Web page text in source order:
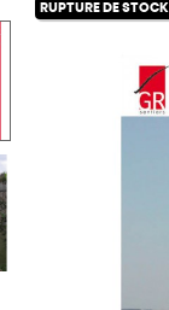
RUPTURE DE STOCK